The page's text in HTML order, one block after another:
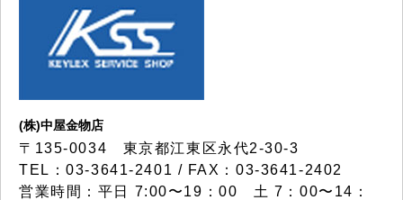
(株)中屋金物店
〒135-0034 東京都江東区永代2-30-3
TEL：03-3641-2401 / FAX：03-3641-2402
営業時間：平日 7:00〜19：00 土 7：00〜14：